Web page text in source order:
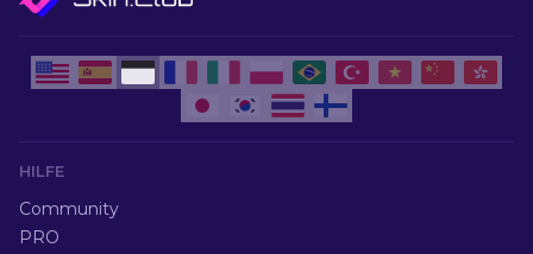
HILFE
Community
PRO